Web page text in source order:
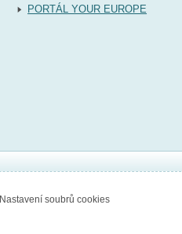
PORTÁL YOUR EUROPE
Nastavení soubrů cookies